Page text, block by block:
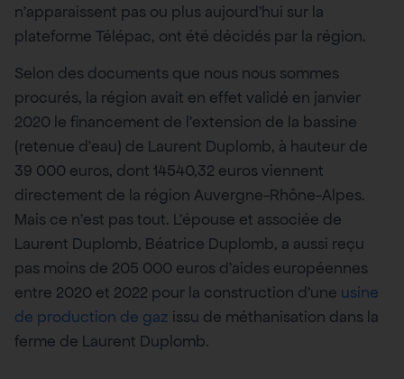
n’apparaissent pas ou plus aujourd’hui sur la
plateforme Télépac, ont été décidés par la région.
Selon des documents que nous nous sommes
procurés, la région avait en effet validé en janvier
2020 le financement de l’extension de la bassine
(retenue d’eau) de Laurent Duplomb, à hauteur de
39 000 euros, dont 14540,32 euros viennent
directement de la région Auvergne-Rhône-Alpes.
Mais ce n’est pas tout. L’épouse et associée de
Laurent Duplomb, Béatrice Duplomb, a aussi reçu
pas moins de 205 000 euros d’aides européennes
entre 2020 et 2022 pour la construction d’une usine
de production de gaz issu de méthanisation dans la
ferme de Laurent Duplomb.